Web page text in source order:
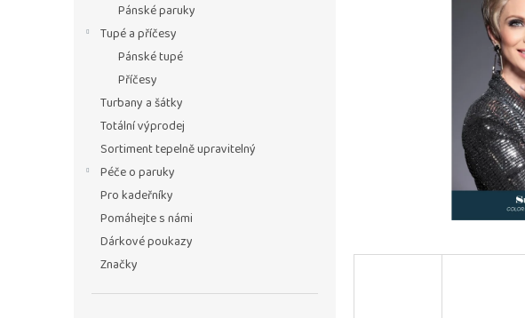
Pánské paruky
Tupé a příčesy
Pánské tupé
Příčesy
Turbany a šátky
Totální výprodej
Sortiment tepelně upravitelný
Péče o paruky
Pro kadeřníky
Pomáhejte s námi
Dárkové poukazy
Značky